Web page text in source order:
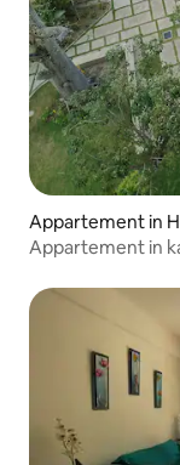
Appartement in
Appartement in